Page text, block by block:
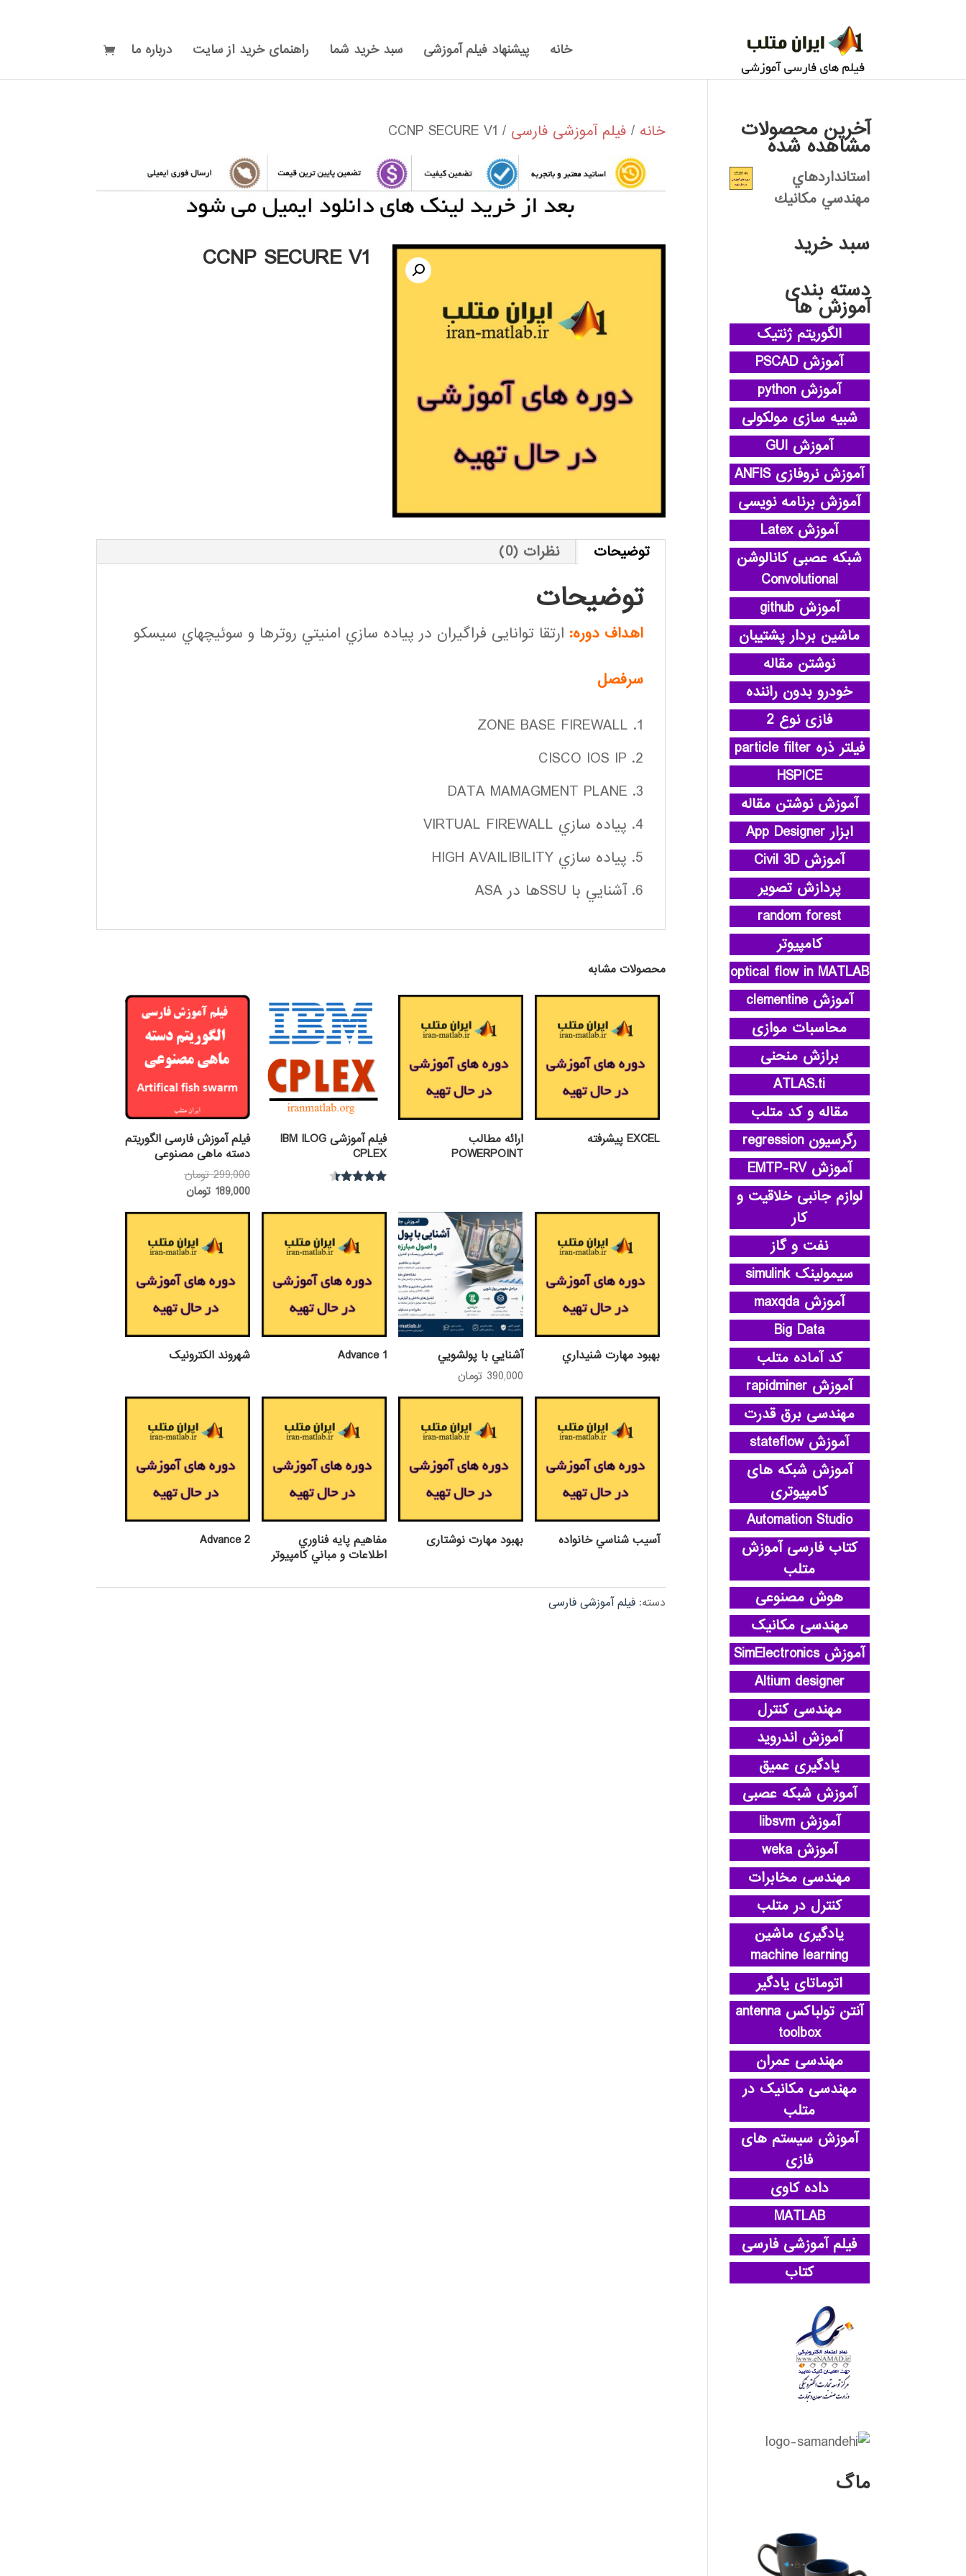
خانه پیشنهاد فیلم آموزشی سبد خرید شما راهنمای خرید از سایت درباره ما
خانه / فیلم آموزشی فارسی / CCNP SECURE V1
CCNP SECURE V1
توضیحات نظرات (0)
توضیحات
اهداف دوره: ارتقا توانایی فراگیران در پياده سازي امنيتي روترها و سوئيچهاي سيسكو
سرفصل
1. ZONE BASE FIREWALL
2. CISCO IOS IP
3. DATA MAMAGMENT PLANE
4. پياده سازي VIRTUAL FIREWALL
5. پياده سازي HIGH AVAILIBILITY
6. آشنايي با SSUها در ASA
محصولات مشابه
EXCEL پيشرفته
ارائه مطالب
POWERPOINT
فیلم آموزشی IBM ILOG
CPLEX
از 5
فیلم آموزش فارسی الگوریتم
دسته ماهی مصنوعی
299,000 تومانقیمت
189,000 تومانقیمت
بهبود مهارت شنيداري
آشنايي با پولشويي
390,000 تومان
Advance 1 شهروند الکترونیک
آسيب شناسي خانواده بهبود مهارت نوشتاری
مفاهيم پايه فناوري
اطلاعات و مباني كامپيوتر
Advance 2
دسته: فیلم آموزشی فارسی
آخرین محصولات
مشاهده شده
استانداردهاي
مهندسي مكانيك
سبد خرید
دسته بندی
آموزش ها
الگوریتم ژنتیک
آموزش PSCAD
آموزش python
شبیه سازی مولکولی
آموزش GUI
آموزش نروفازی ANFIS
آموزش برنامه نویسی
آموزش Latex
شبکه عصبی کانالوشن
Convolutional
آموزش github
ماشین بردار پشتیبان
نوشتن مقاله
خودرو بدون راننده
فازی نوع 2
فیلتر ذره particle filter
HSPICE
آموزش نوشتن مقاله
ابزار App Designer
آموزش Civil 3D
پردازش تصویر
random forest
کامپیوتر
optical flow in MATLAB
آموزش clementine
محاسبات موازی
برازش منحنی
ATLAS.ti
مقاله و کد متلب
رگرسیون regression
آموزش EMTP-RV
لوازم جانبی خلاقیت و
کار
نفت و گاز
سیمولینک simulink
آموزش maxqda
Big Data
کد آماده متلب
آموزش rapidminer
مهندسی برق قدرت
آموزش stateflow
آموزش شبکه های
کامپیوتری
Automation Studio
کتاب فارسی آموزش
متلب
هوش مصنوعی
مهندسی مکانیک
آموزش SimElectronics
Altium designer
مهندسی کنترل
آموزش اندروید
یادگیری عمیق
آموزش شبکه عصبی
آموزش libsvm
آموزش weka
مهندسی مخابرات
کنترل در متلب
یادگیری ماشین
machine learning
اتوماتای یادگیر
آنتن تولباکس antenna
toolbox
مهندسی عمران
مهندسی مکانیک در
متلب
آموزش سیستم های
فازی
داده کاوی
MATLAB
فیلم آموزشی فارسی
کتاب
ماگ